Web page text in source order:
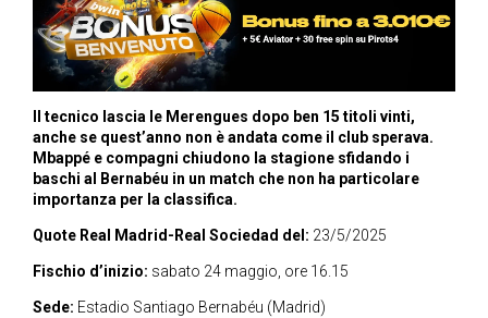
Il tecnico lascia le Merengues dopo ben 15 titoli vinti,
anche se quest’anno non è andata come il club sperava.
Mbappé e compagni chiudono la stagione sfidando i
baschi al Bernabéu in un match che non ha particolare
importanza per la classifica.
Quote Real Madrid-Real Sociedad del: 23/5/2025
Fischio d’inizio: sabato 24 maggio, ore 16.15
Sede: Estadio Santiago Bernabéu (Madrid)